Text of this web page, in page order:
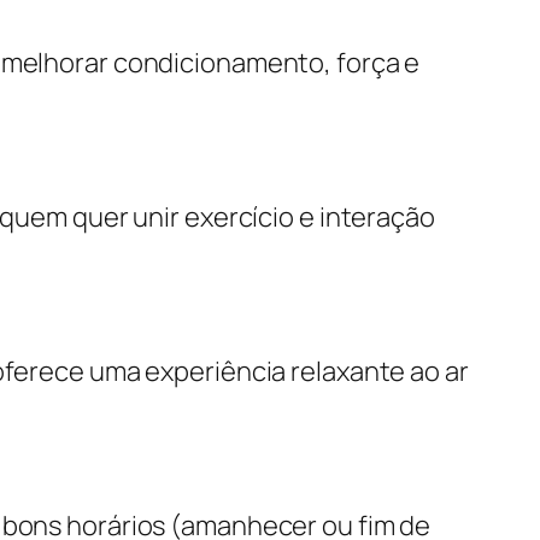
condicionamento, força e
quer unir exercício e interação
uma experiência relaxante ao ar
horários (amanhecer ou fim de